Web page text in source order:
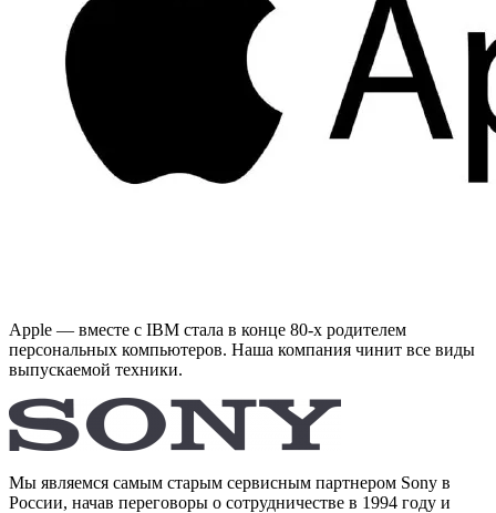
Apple — вместе с IBM стала в конце 80-х родителем
персональных компьютеров. Наша компания чинит все виды
выпускаемой техники.
Мы являемся самым старым сервисным партнером Sony в
России, начав переговоры о сотрудничестве в 1994 году и